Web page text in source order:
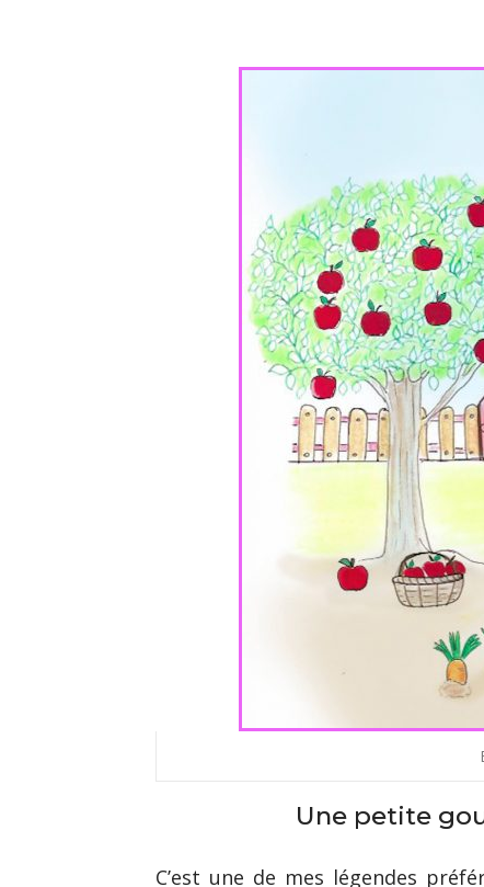
Une petite
C’est une de mes légendes